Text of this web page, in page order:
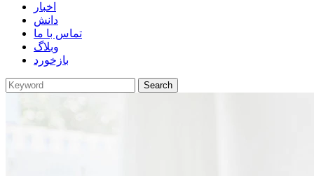
اخبار
دانش
تماس با ما
وبلاگ
بازخورد